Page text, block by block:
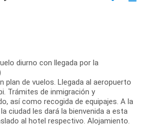
diurno con llegada por la
plan de vuelos. Llegada al aeropuerto
Trámites de inmigración y
así como recogida de equipajes. A la
ciudad les dará la bienvenida a esta
al hotel respectivo. Alojamiento.